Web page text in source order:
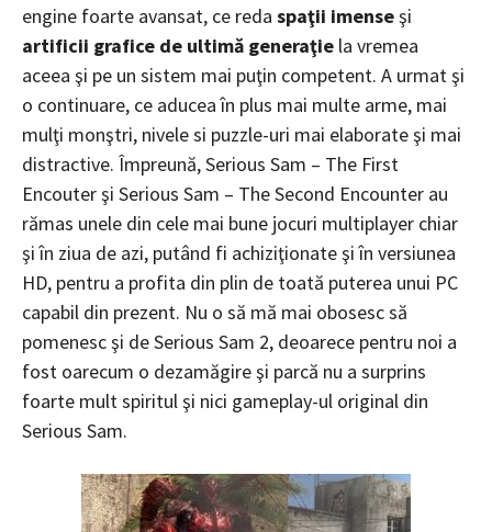
engine foarte avansat, ce reda spaţii imenseşi
artificii grafice de ultimă generaţie la vremea
aceea şi pe un sistem mai puţin competent. A urmat şi
o continuare, ce aducea în plus mai multe arme, mai
mulţi monştri, nivele si puzzle-uri mai elaborate şi mai
distractive. Împreună, Serious Sam – The First
Encouter şi Serious Sam – The Second Encounter au
rămas unele din cele mai bune jocuri multiplayer chiar
şi în ziua de azi, putând fi achiziţionate şi în versiunea
HD, pentru a profita din plin de toată puterea unui PC
capabil din prezent. Nu o să mă mai obosesc să
pomenesc şi de Serious Sam 2, deoarece pentru noi a
fost oarecum o dezamăgire şi parcă nu a surprins
foarte mult spiritul şi nici gameplay-ul original din
Serious Sam.